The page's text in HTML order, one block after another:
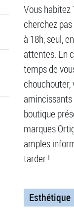
Vous habitez
cherchez
à 18h, seul,
attentes. En
temps de
chouchouter,
boutique
marques
amples
tarder !
Esthétique